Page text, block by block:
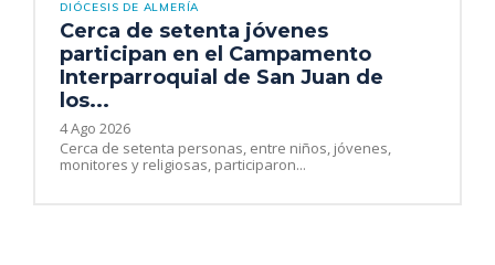
DIÓCESIS DE ALMERÍA
Cerca de setenta jóvenes
participan en el Campamento
Interparroquial de San Juan de
los...
4 Ago 2026
Cerca de setenta personas, entre niños, jóvenes,
monitores y religiosas, participaron...